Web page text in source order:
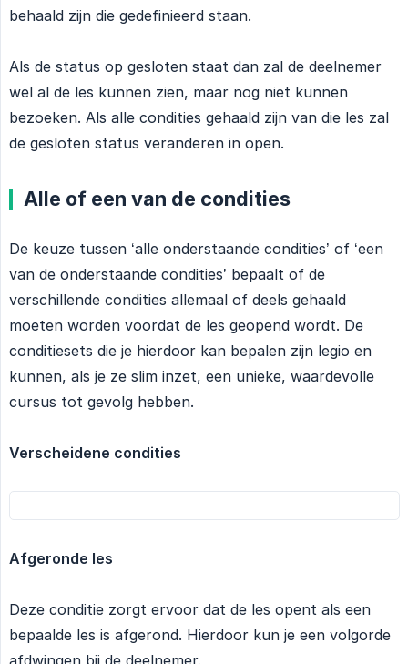
behaald zijn die gedefinieerd staan.
Als de status op gesloten staat dan zal de deelnemer
wel al de les kunnen zien, maar nog niet kunnen
bezoeken. Als alle condities gehaald zijn van die les zal
de gesloten status veranderen in open.
Alle of een van de condities
De keuze tussen ‘alle onderstaande condities’ of ‘een
van de onderstaande condities’ bepaalt of de
verschillende condities allemaal of deels gehaald
moeten worden voordat de les geopend wordt. De
conditiesets die je hierdoor kan bepalen zijn legio en
kunnen, als je ze slim inzet, een unieke, waardevolle
cursus tot gevolg hebben.
Verscheidene condities
Afgeronde les
Deze conditie zorgt ervoor dat de les opent als een
bepaalde les is afgerond. Hierdoor kun je een volgorde
afdwingen bij de deelnemer.